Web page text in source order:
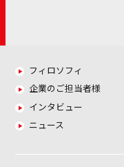
フィロソフィ
企業のご担当者様
インタビュー
ニュース